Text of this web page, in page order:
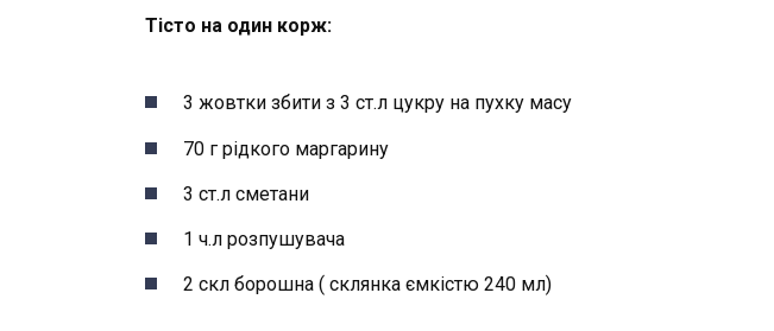
Тісто на один корж:
3 жовтки збити з 3 ст.л цукру на пухку масу
70 г рідкого маргарину
3 ст.л сметани
1 ч.л розпушувача
2 скл борошна ( склянка ємкістю 240 мл)